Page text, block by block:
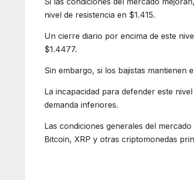
nivel de resistencia en $1.415.
Un cierre diario por encima de este
$1.4477.
Sin embargo, si los bajistas
La incapacidad para defender este
demanda inferiores.
Las condiciones generales del
Bitcoin, XRP y otras criptomonedas